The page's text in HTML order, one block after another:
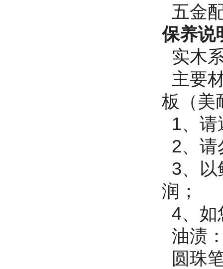
五金
保养说
实木
主要
板（美
1、请
2、
3、以
润
4、如
油渍
圆珠